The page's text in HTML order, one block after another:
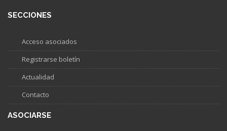
SECCIONES
Acceso asociados
Registrarse boletín
Actualidad
Contacto
ASOCIARSE